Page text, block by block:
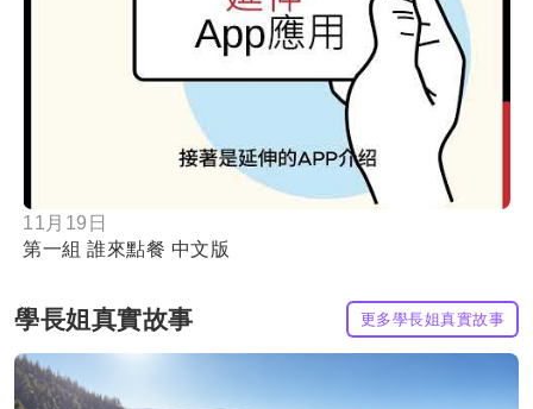
按鈕
11月19日
第一組 誰來點餐 中文版
學長姐真實故事 更多學長姐真實故事